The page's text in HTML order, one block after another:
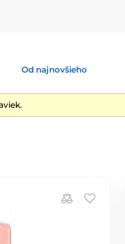
Od najnovšieho